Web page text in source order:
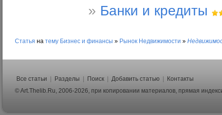
» Банки и кредиты
Статья на тему Бизнес и финансы » Рынок Недвижимости »
Все статьи Разделы Поиск Добавить статью
Контакты
© Art.Thelib.Ru, 2006-2026, при копировании материалов, прямая